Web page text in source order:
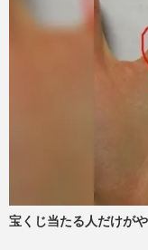
宝くじ当たる人だけが